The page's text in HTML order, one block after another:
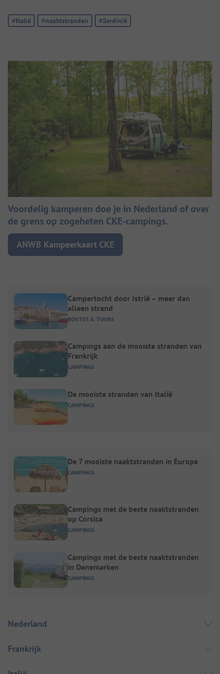
Tag:
#Italië Tag:
#naaktstranden Tag:
#Sardinië
Voordelig kamperen doe je in Nederland of over
de grens op zogeheten CKE-campings.
ANWB Kampeerkaart CKE
ROUTES & TOURS
Campertocht door Istrië – meer dan
alleen strand
CAMPINGS
Campings aan de mooiste stranden van
Frankrijk
CAMPINGS
De mooiste stranden van Italië
CAMPINGS
De 7 mooiste naaktstranden in Europa
CAMPINGS
Campings met de beste naaktstranden
op Corsica
CAMPINGS
Campings met de beste naaktstranden
in Denemarken
Nederland
Frankrijk